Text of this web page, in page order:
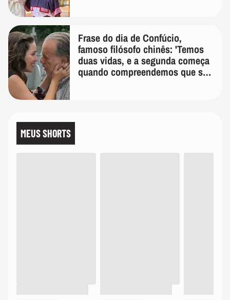
Frase do dia de Confúcio,
famoso filósofo chinês: 'Temos
duas vidas, e a segunda começa
quando compreendemos que só
MEUS SHORTS